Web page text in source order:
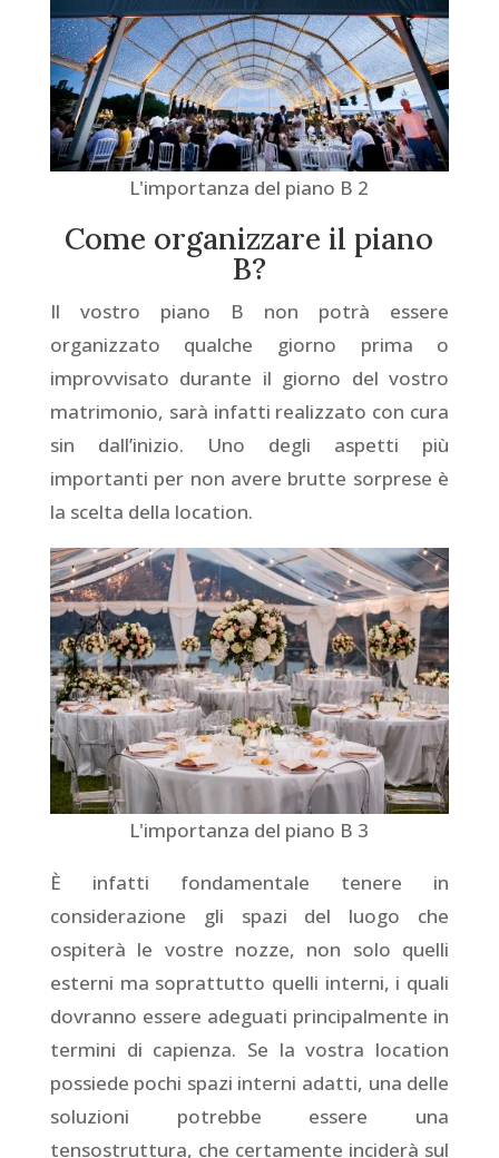
L'importanza del piano B 2
Come organizzare il piano
B?
Il vostro piano B non potrà essere
organizzato qualche giorno prima o
improvvisato durante il giorno del vostro
matrimonio, sarà infatti realizzato con cura
sin dall’inizio. Uno degli aspetti più
importanti per non avere brutte sorprese è
la scelta della location.
L'importanza del piano B 3
È infatti fondamentale tenere in
considerazione gli spazi del luogo che
ospiterà le vostre nozze, non solo quelli
esterni ma soprattutto quelli interni, i quali
dovranno essere adeguati principalmente in
termini di capienza. Se la vostra location
possiede pochi spazi interni adatti, una delle
soluzioni potrebbe essere una
tensostruttura, che certamente inciderà sul